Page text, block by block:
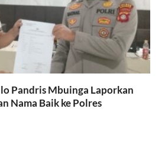
Pandris Mbuinga Laporkan
Nama Baik ke Polres